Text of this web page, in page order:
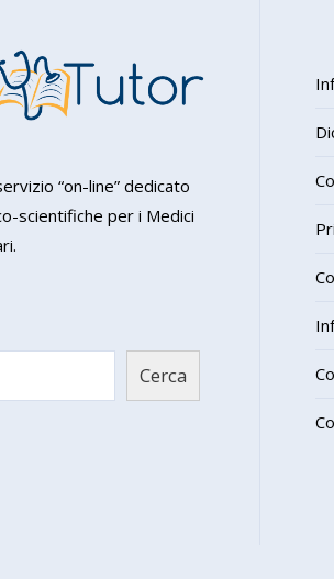
“on-line” dedicato
scientifiche per i Medici
Cerca